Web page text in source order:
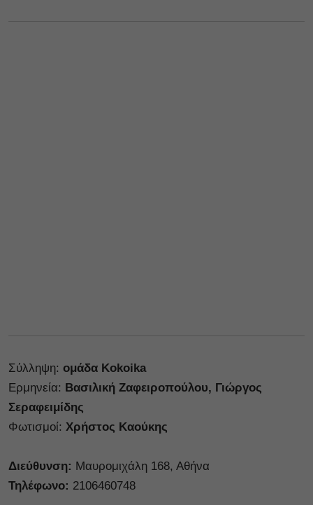
Σύλληψη: ομάδα Κokoika
Ερμηνεία: Βασιλική Ζαφειροπούλου, Γιώργος
Σεραφειμίδης
Φωτισμοί: Χρήστος Καούκης
Διεύθυνση: Μαυρομιχάλη 168, Αθήνα
Τηλέφωνο: 2106460748